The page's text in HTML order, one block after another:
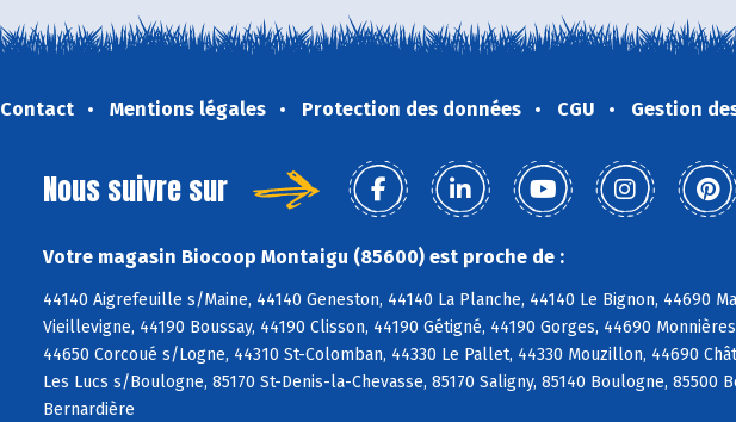
Contact Mentions légales Protection des données CGU Gestion
Nous suivre sur
Votre magasin Biocoop Montaigu (85600) est proche de :
44140 Aigrefeuille s/Maine, 44140 Geneston, 44140 La Planche, 44140 Le Bignon, 44690
Vieillevigne, 44190 Boussay, 44190 Clisson, 44190 Gétigné, 44190 Gorges, 44690
44650 Corcoué s/Logne, 44310 St-Colomban, 44330 Le Pallet, 44330 Mouzillon, 44690
Les Lucs s/Boulogne, 85170 St-Denis-la-Chevasse, 85170 Saligny, 85140 Boulogne, 85500
Bernardière